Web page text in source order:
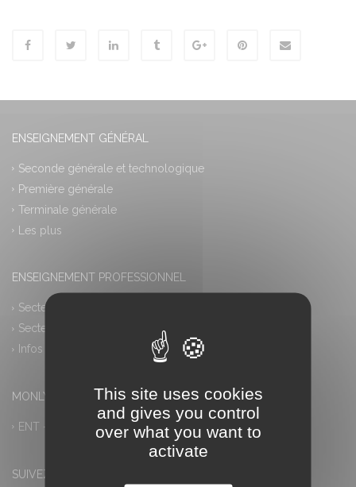
ENSEIGNEMENT GÉNÉRAL
Seconde générale et technologique
Première générale
Terminale générale
Les plus
ENSEIGNEMENT PROFESSIONNEL
Secteur industriel
Secteur tertiaire
Infos pratiques
MONLYCEE.NET (ENT) – PRONOTE
ENT – Accès à PRONOTE
SUIVEZ-NOUS
This site uses cookies
and gives you control
over what you want to
activate